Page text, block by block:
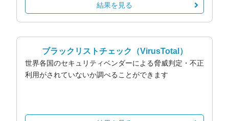
結果を見る
ブラックリストチェック （VirusTotal）
世界各国のセキュリティベンダーによる脅威判定・不正
利用がされていないか調べることができます